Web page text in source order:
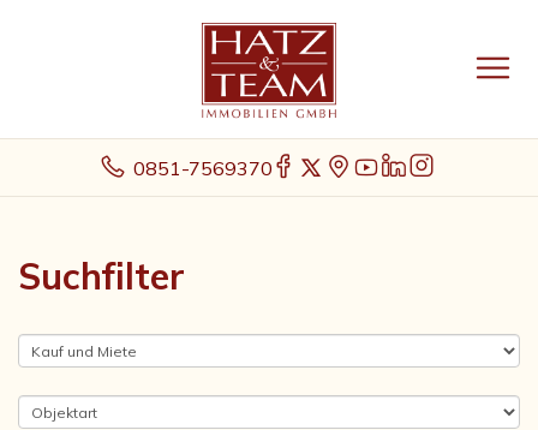
0851-7569370
Suchfilter